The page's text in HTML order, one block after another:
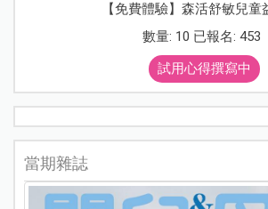
【免費體驗】森活舒敏兒童
數量: 10 已報名: 453
試用心得撰寫中
當期雜誌